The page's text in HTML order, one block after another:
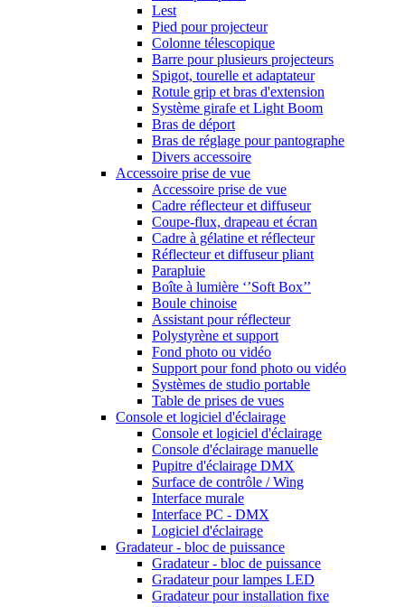
Lest
Pied pour projecteur
Colonne télescopique
Barre pour plusieurs projecteurs
Spigot, tourelle et adaptateur
Rotule grip et bras d'extension
Système girafe et Light Boom
Bras de déport
Bras de réglage pour pantographe
Divers accessoire
Accessoire prise de vue
Accessoire prise de vue
Cadre réflecteur et diffuseur
Coupe-flux, drapeau et écran
Cadre à gélatine et réflecteur
Réflecteur et diffuseur pliant
Parapluie
Boîte à lumière ‘’Soft Box’’
Boule chinoise
Assistant pour réflecteur
Polystyrène et support
Fond photo ou vidéo
Support pour fond photo ou vidéo
Systèmes de studio portable
Table de prises de vues
Console et logiciel d'éclairage
Console et logiciel d'éclairage
Console d'éclairage manuelle
Pupitre d'éclairage DMX
Surface de contrôle / Wing
Interface murale
Interface PC - DMX
Logiciel d'éclairage
Gradateur - bloc de puissance
Gradateur - bloc de puissance
Gradateur pour lampes LED
Gradateur pour installation fixe